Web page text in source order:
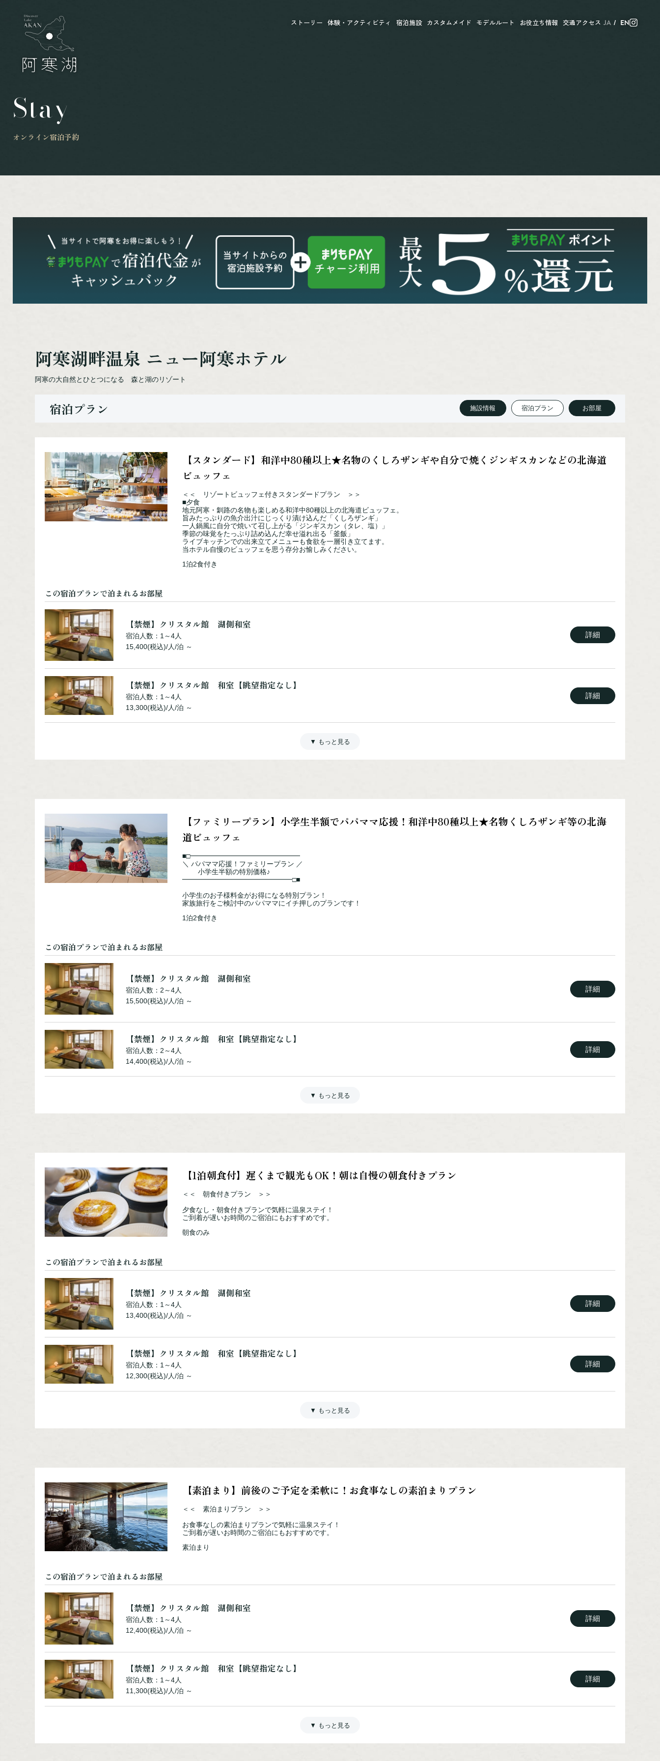
ストーリー 体験・アクティビティ 宿泊施設 カスタムメイド モデルルート お役立ち情報 交通アクセス JA EN
Stay
オンライン宿泊予約
阿寒湖畔温泉 ニュー阿寒ホテル
阿寒の大自然とひとつになる 森と湖のリゾート
施設情報 宿泊プラン お部屋
宿泊プラン
【スタンダード】和洋中80種以上★名物のくしろザンギや自分で焼くジンギスカンなどの北海道
ビュッフェ
＜＜ リゾートビュッフェ付きスタンダードプラン ＞＞
■夕食
地元阿寒・釧路の名物も楽しめる和洋中80種以上の北海道ビュッフェ。
旨みたっぷりの魚介出汁にじっくり漬け込んだ「くしろザンギ」
一人鍋風に自分で焼いて召し上がる「ジンギスカン（タレ、塩）」
季節の味覚をたっぷり詰め込んだ幸せ溢れ出る「釜飯」
ライブキッチンでの出来立てメニューも食欲を一層引き立てます。
当ホテル自慢のビュッフェを思う存分お愉しみください。
1泊2食付き
この宿泊プランで泊まれるお部屋
【禁煙】クリスタル館 湖側和室
宿泊人数：1～4人
15,400(税込)/人/泊 ～
詳細
【禁煙】クリスタル館 和室【眺望指定なし】
宿泊人数：1～4人
13,300(税込)/人/泊 ～
詳細
15,400(税込)/人/泊 ～
詳細
【禁煙】シャングリラ館 湖側和室
宿泊人数：1～5人
16,500(税込)/人/泊 ～
【禁煙】シャングリラ館 ７F 湖側リゾートツイン ３７㎡
宿泊人数：1～3人
詳細
【ファミリープラン】小学生半額でパパママ応援！和洋中80種以上★名物くしろザンギ等の北海
道ビュッフェ
■□━━━━━━━━━━━━━━━━
＼ パパママ応援！ファミリープラン ／
小学生半額の特別価格♪
━━━━━━━━━━━━━━━━□■
小学生のお子様料金がお得になる特別プラン！
家族旅行をご検討中のパパママにイチ押しのプランです！
1泊2食付き
この宿泊プランで泊まれるお部屋
【禁煙】クリスタル館 湖側和室
宿泊人数：2～4人
15,500(税込)/人/泊 ～
詳細
【禁煙】クリスタル館 和室【眺望指定なし】
宿泊人数：2～4人
14,400(税込)/人/泊 ～
詳細
宿泊人数：2～5人
16,600(税込)/人/泊 ～【1泊朝食付】遅くまで観光もOK！朝は自慢の朝食付きプラン
＜＜ 朝食付きプラン ＞＞
夕食なし・朝食付きプランで気軽に温泉ステイ！
ご到着が遅いお時間のご宿泊にもおすすめです。
朝食のみ
この宿泊プランで泊まれるお部屋
【禁煙】クリスタル館 湖側和室
宿泊人数：1～4人
13,400(税込)/人/泊 ～
詳細
【禁煙】クリスタル館 和室【眺望指定なし】
宿泊人数：1～4人
12,300(税込)/人/泊 ～
詳細
宿泊人数：1～2人
13,400(税込)/人/泊 ～
【禁煙】シャングリラ館 湖側和室
宿泊人数：1～5人
宿泊人数：1～5人
14,500(税込)/人/泊 ～
【禁煙】シャングリラ館 ７F 湖側リゾートツイン ３７㎡
宿泊人数：1～3人
18,900(税込)/人/泊 ～
【素泊まり】前後のご予定を柔軟に！お食事なしの素泊まりプラン
＜＜ 素泊まりプラン ＞＞
お食事なしの素泊まりプランで気軽に温泉ステイ！
ご到着が遅いお時間のご宿泊にもおすすめです。
素泊まり
この宿泊プランで泊まれるお部屋
【禁煙】クリスタル館 湖側和室
宿泊人数：1～4人
12,400(税込)/人/泊 ～
詳細
【禁煙】クリスタル館 和室【眺望指定なし】
宿泊人数：1～4人
11,300(税込)/人/泊 ～
詳細